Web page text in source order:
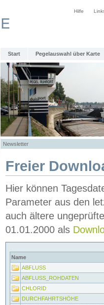
Hilfe
Start Pegelauswahl über Karte
Newsletter
Freier
Hier können
Parameter aus den
auch ältere
01.01.2000 als
Name
ABFLUSS
ABFLUSS_ROHDATEN
CHLORID
DURCHFAHRTSHÖHE